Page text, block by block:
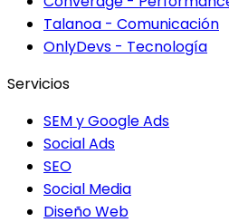
Talanoa - Comunicación
OnlyDevs - Tecnología
Servicios
SEM y Google Ads
Social Ads
SEO
Social Media
Diseño Web